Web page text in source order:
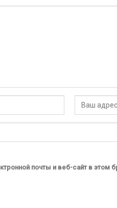
почты и веб-сайт в этом